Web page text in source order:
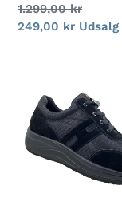
Normalpris
1.299,00 kr
Udsalgspris
249,00 kr Udsalg
Easy
sorte
sko